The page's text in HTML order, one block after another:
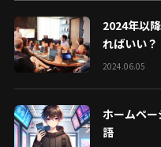
2024年以
ればいい？
2024.06.05
ホームペ
語